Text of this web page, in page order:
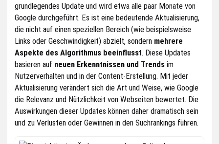
grundlegendes Update und wird etwa alle paar Monate von
Google durchgeführt. Es ist eine bedeutende Aktualisierung,
die nicht auf einen speziellen Bereich (wie beispielsweise
Links oder Geschwindigkeit) abzielt, sondern mehrere
Aspekte des Algorithmus beeinflusst. Diese Updates
basieren auf neuen Erkenntnissen und Trends im
Nutzerverhalten und in der Content-Erstellung. Mit jeder
Aktualisierung verändert sich die Art und Weise, wie Google
die Relevanz und Nützlichkeit von Webseiten bewertet. Die
Auswirkungen dieser Updates können daher dramatisch sein
und zu Verlusten oder Gewinnen in den Suchrankings führen.